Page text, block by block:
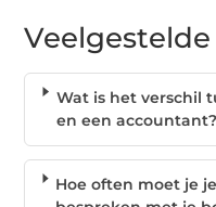
Wat is het verschil
en een accountant?
Hoe often moet je